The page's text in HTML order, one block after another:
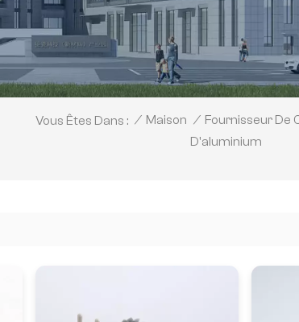
Vous Êtes Dans : / Maison / Fournisseur De
D'aluminium